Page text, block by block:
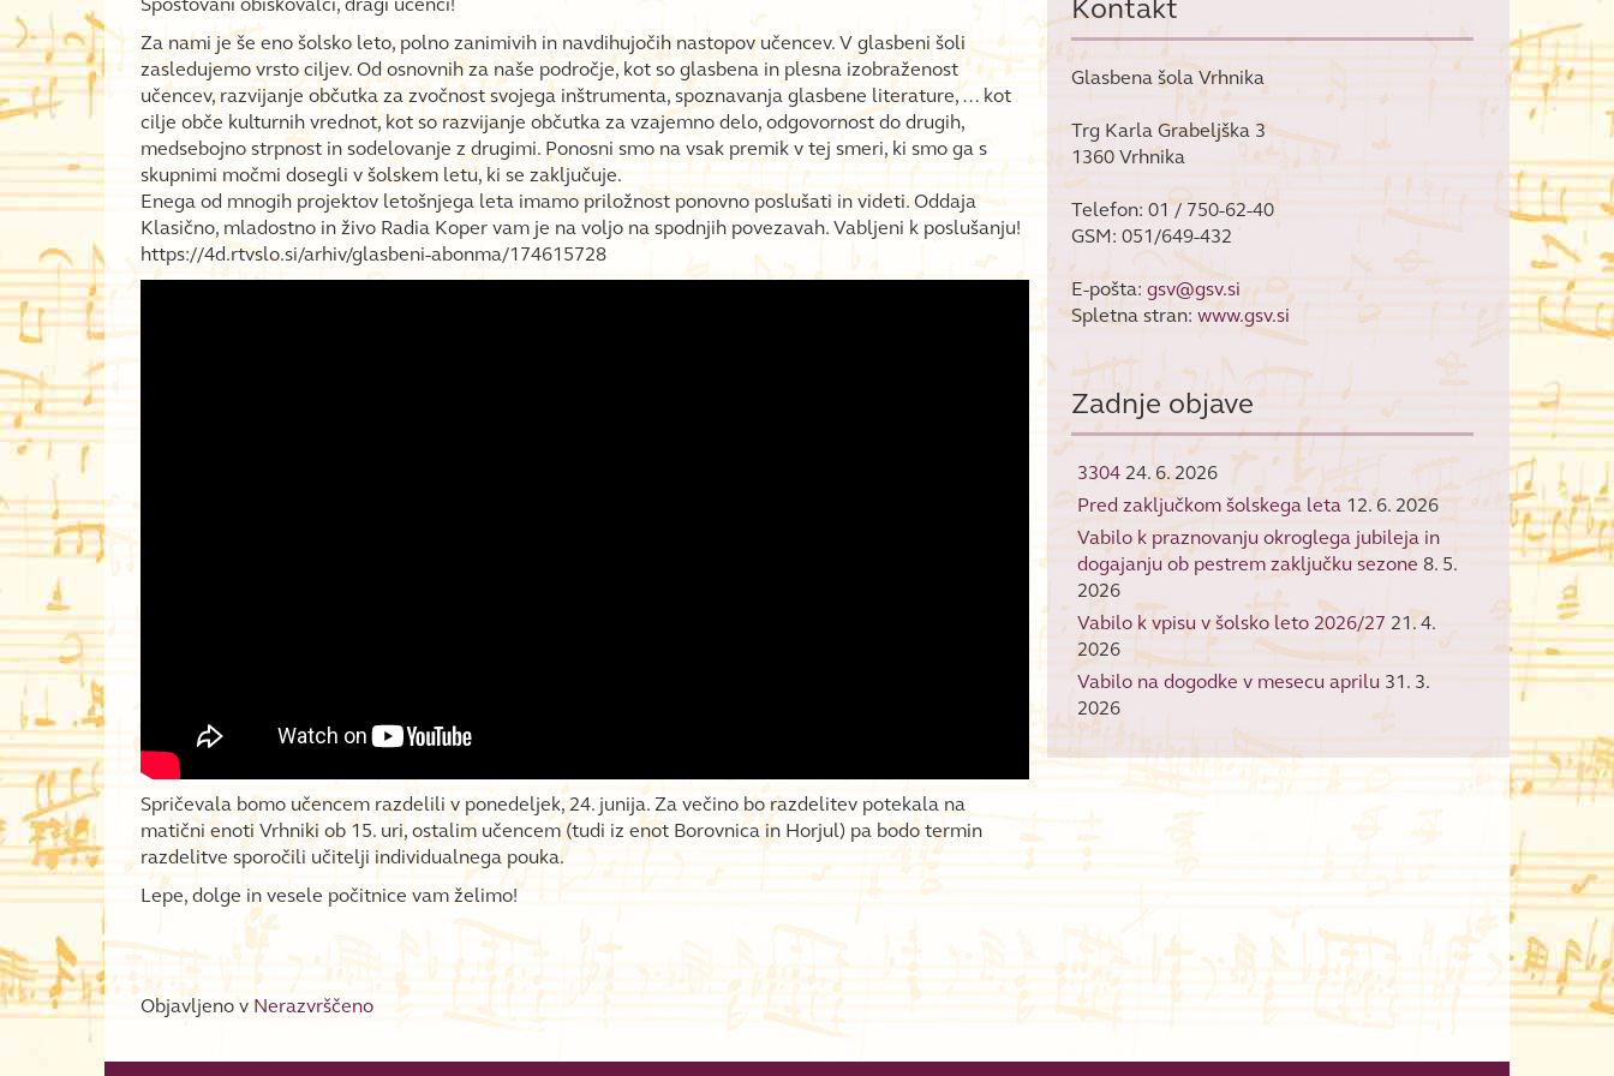
Za nami je še eno šolsko leto, polno zanimivih in navdihujočih nastopov učencev. V glasbeni šoli
zasledujemo vrsto ciljev. Od osnovnih za naše področje, kot so glasbena in plesna izobraženost
učencev, razvijanje občutka za zvočnost svojega inštrumenta, spoznavanja glasbene literature, … kot
cilje obče kulturnih vrednot, kot so razvijanje občutka za vzajemno delo, odgovornost do drugih,
medsebojno strpnost in sodelovanje z drugimi. Ponosni smo na vsak premik v tej smeri, ki smo ga s
skupnimi močmi dosegli v šolskem letu, ki se zaključuje.
Enega od mnogih projektov letošnjega leta imamo priložnost ponovno poslušati in videti. Oddaja
Klasično, mladostno in živo Radia Koper vam je na voljo na spodnjih povezavah. Vabljeni k poslušanju!
https://4d.rtvslo.si/arhiv/glasbeni-abonma/174615728
Spričevala bomo učencem razdelili v ponedeljek, 24. junija. Za večino bo razdelitev potekala na
matični enoti Vrhniki ob 15. uri, ostalim učencem (tudi iz enot Borovnica in Horjul) pa bodo termin
razdelitve sporočili učitelji individualnega pouka.
Lepe, dolge in vesele počitnice vam želimo!
Objavljeno v Nerazvrščeno
Kontakt
Glasbena šola Vrhnika
Trg Karla Grabeljška 3
1360 Vrhnika
Telefon: 01 / 750-62-40
GSM: 051/649-432
E-pošta: gsv@gsv.si
Spletna stran: www.gsv.si
Zadnje objave
3304 24. 6. 2026
Pred zaključkom šolskega leta 12. 6. 2026
Vabilo k praznovanju okroglega jubileja in
dogajanju ob pestrem zaključku sezone 8. 5.
2026
Vabilo k vpisu v šolsko leto 2026/27 21. 4.
2026
Vabilo na dogodke v mesecu aprilu 31. 3.
2026